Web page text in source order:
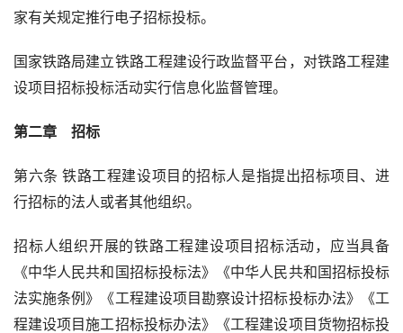
家有关规定推行电子招标投标。
国家铁路局建立铁路工程建设行政监督平台，对铁路工程建
设项目招标投标活动实行信息化监督管理。
第二章　招标
第六条 铁路工程建设项目的招标人是指提出招标项目、进
行招标的法人或者其他组织。
招标人组织开展的铁路工程建设项目招标活动，应当具备
《中华人民共和国招标投标法》《中华人民共和国招标投标
法实施条例》《工程建设项目勘察设计招标投标办法》《工
程建设项目施工招标投标办法》《工程建设项目货物招标投